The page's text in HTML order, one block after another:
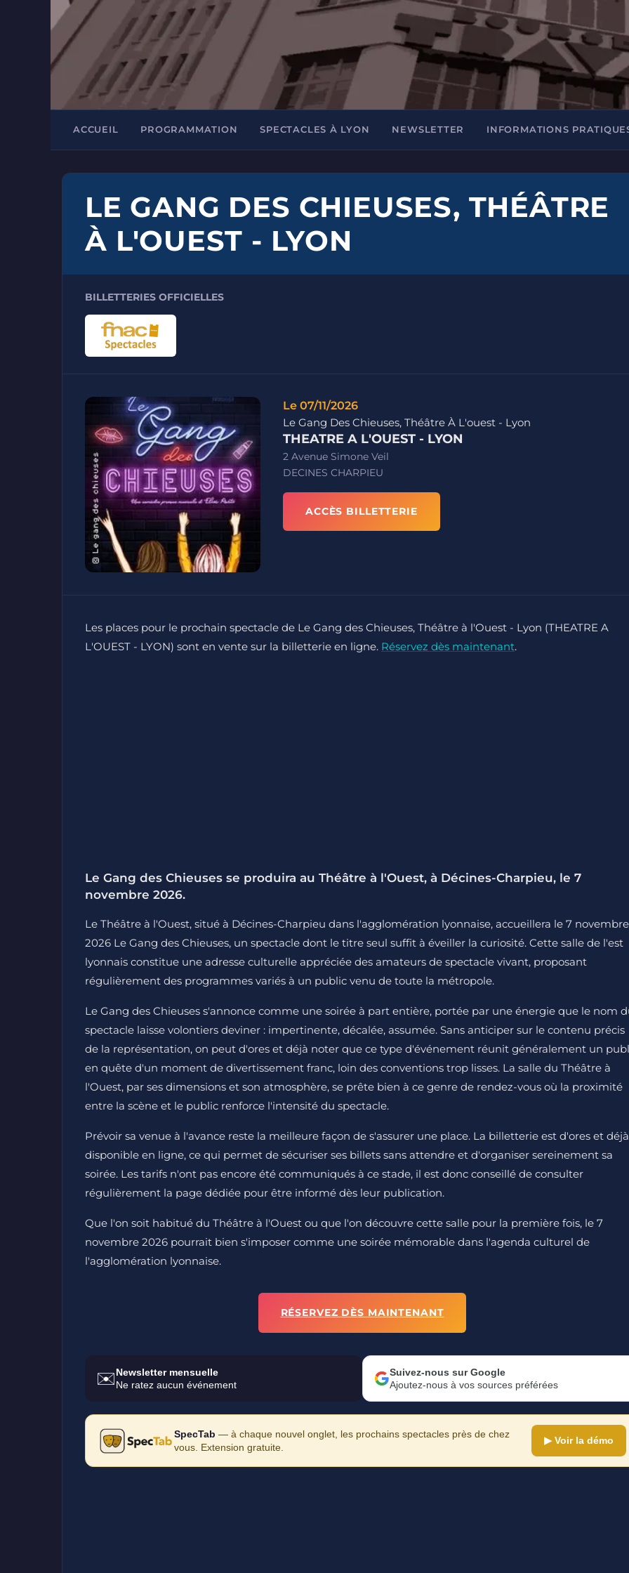
ACCUEIL PROGRAMMATION SPECTACLES À LYON NEWSLETTER INFORMATIONS
LE GANG DES CHIEUSES, THÉÂTRE
À L'OUEST - LYON
BILLETTERIES OFFICIELLES
Le 07/11/2026
Le Gang Des Chieuses, Théâtre À L'ouest - Lyon
THEATRE A L'OUEST - LYON
2 Avenue Simone Veil
DECINES CHARPIEU
ACCÈS BILLETTERIE
Les places pour le prochain spectacle de Le Gang des Chieuses, Théâtre à l'Ouest - Lyon (THEATRE A
L'OUEST - LYON) sont en vente sur la billetterie en ligne. Réservez dès maintenant.
Le Gang des Chieuses se produira au Théâtre à l'Ouest, à Décines-Charpieu, le 7
novembre 2026.
Le Théâtre à l'Ouest, situé à Décines-Charpieu dans l'agglomération lyonnaise, accueillera le 7 novembre
2026 Le Gang des Chieuses, un spectacle dont le titre seul suffit à éveiller la curiosité. Cette salle de l'est
lyonnais constitue une adresse culturelle appréciée des amateurs de spectacle vivant, proposant
régulièrement des programmes variés à un public venu de toute la métropole.
Le Gang des Chieuses s'annonce comme une soirée à part entière, portée par une énergie que le nom
spectacle laisse volontiers deviner : impertinente, décalée, assumée. Sans anticiper sur le contenu précis
de la représentation, on peut d'ores et déjà noter que ce type d'événement réunit généralement un
en quête d'un moment de divertissement franc, loin des conventions trop lisses. La salle du Théâtre à
l'Ouest, par ses dimensions et son atmosphère, se prête bien à ce genre de rendez-vous où la proximité
entre la scène et le public renforce l'intensité du spectacle.
Prévoir sa venue à l'avance reste la meilleure façon de s'assurer une place. La billetterie est d'ores et déjà
disponible en ligne, ce qui permet de sécuriser ses billets sans attendre et d'organiser sereinement sa
soirée. Les tarifs n'ont pas encore été communiqués à ce stade, il est donc conseillé de consulter
régulièrement la page dédiée pour être informé dès leur publication.
Que l'on soit habitué du Théâtre à l'Ouest ou que l'on découvre cette salle pour la première fois, le 7
novembre 2026 pourrait bien s'imposer comme une soirée mémorable dans l'agenda culturel de
l'agglomération lyonnaise.
RÉSERVEZ DÈS MAINTENANT
✉️Newsletter mensuelle
Ne ratez aucun événement
Suivez-nous sur Google
Ajoutez-nous à vos sources préférées
SpecTab — à chaque nouvel onglet, les prochains spectacles près de chez
vous. Extension gratuite.
▶ Voir la démo